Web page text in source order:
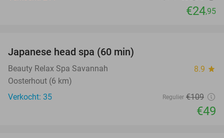
€24,95
Japanese head spa (60 min)
Beauty Relax Spa Savannah 8.9 star
Oosterhout (6 km)
Verkocht: 35
Regulier €109
€49